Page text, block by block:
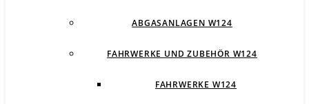
ABGASANLAGEN W124
FAHRWERKE UND ZUBEHÖR W124
FAHRWERKE W124